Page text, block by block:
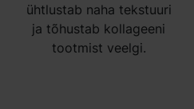
ühtlustab naha tekstuuri
ja tõhustab kollageeni
tootmist veelgi.